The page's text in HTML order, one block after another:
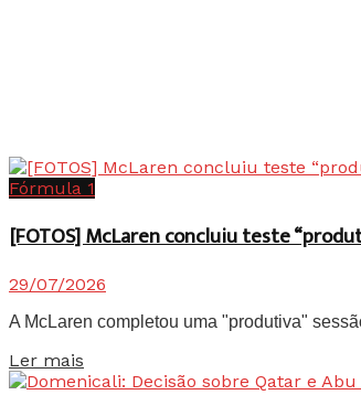
Fórmula 1
[FOTOS] McLaren concluiu teste
29/07/2026
A McLaren completou uma "produtiva"
Ler mais